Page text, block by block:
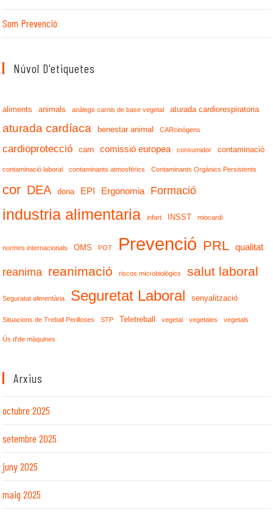
Som Prevenció
Núvol D'etiquetes
aliments animals anàlegs carnis de base vegetal aturada cardiorespiratoria
aturada cardíaca benestar animal CARcinògens
cardioprotecció carn comissió europea consumidor contaminació
contaminació laboral contaminants atmosfèrics Contaminants Orgànics Persistents
cor DEA dona EPI Ergonomia Formació
industria alimentaria infart INSST miocardi
normes internacionals OMS POT Prevenció PRL qualitat
reanima reanimació riscos microbiològics salut laboral
Seguratat alimentària Seguretat Laboral senyalització
Situacions de Treball Perilloses STP Teletreball vegetal vegetales vegetals
Ús d'de màquines
Arxius
octubre 2025
setembre 2025
juny 2025
maig 2025